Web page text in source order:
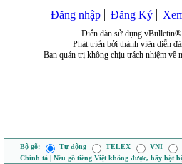
Đăng nhập Đăng Ký
Diễn đàn sử dụng vBulletin®
Phát triển bởi thành viên diễn
Ban quản trị không chịu trách nhiệm về
Bộ gõ: Tự động TELEX VNI
Chính tả | Nếu gõ tiếng Việt không được, hãy bật